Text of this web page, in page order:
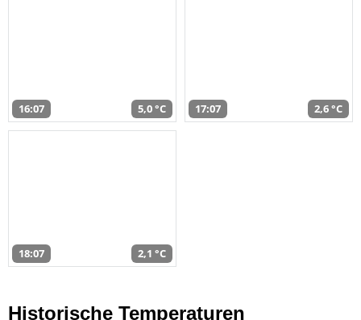
16:07 5,0 °C 17:07 2,6 °C
18:07 2,1 °C
Historische Temperaturen